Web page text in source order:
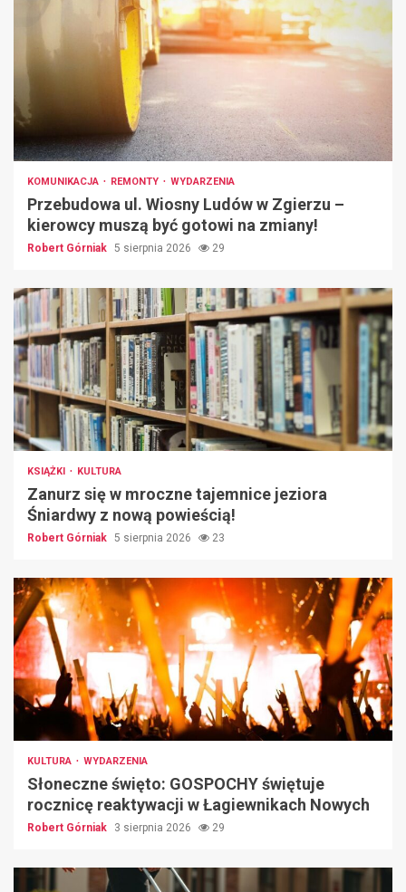
KOMUNIKACJA REMONTY WYDARZENIA
Przebudowa ul. Wiosny Ludów w Zgierzu –
kierowcy muszą być gotowi na zmiany!
Robert Górniak 5 sierpnia 2026 29
KSIĄŻKI KULTURA
Zanurz się w mroczne tajemnice jeziora
Śniardwy z nową powieścią!
Robert Górniak 5 sierpnia 2026 23
KULTURA WYDARZENIA
Słoneczne święto: GOSPOCHY świętuje
rocznicę reaktywacji w Łagiewnikach Nowych
Robert Górniak 3 sierpnia 2026 29